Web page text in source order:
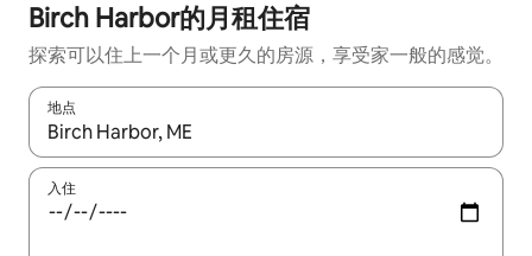
Birch Harbor的月租住宿
探索可以住上一个月或更久的房源，享受家一般的感觉。
地点
如有搜索结果，请使用上下方向键查看，或通过点击或滑动手势
入住